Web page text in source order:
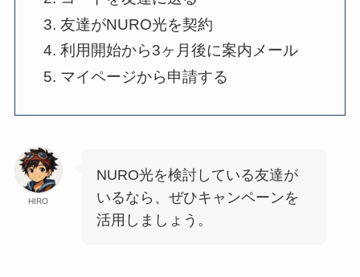
友達がNURO光を契約
利用開始から3ヶ月後に案内メール
マイページから申請する
HIRO
NURO光を検討している友達が
いるなら、ぜひキャンペーンを
活用しましょう。